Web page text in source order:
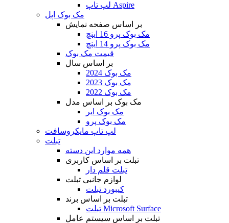
لپ تاپ Aspire
مک بوک اپل
بر اساس صفحه نمایش
مک بوک پرو 16 اینچ
مک بوک پرو 14 اینچ
قیمت مک بوک
بر اساس سال
مک بوک 2024
مک بوک 2023
مک بوک 2022
مک بوک بر اساس مدل
مک بوک ایر
مک بوک پرو
لپ تاپ مایکروسافت
تبلت
همه موارد این دسته
تبلت بر اساس کاربری
تبلت قلم دار
لوازم جانبی تبلت
کیبورد تبلت
تبلت بر اساس برند
تبلت Microsoft Surface
تبلت بر اساس سیستم عامل